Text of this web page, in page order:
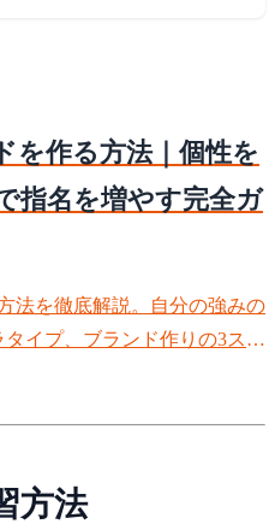
を作る方法｜個性を
指名を増やす完全ガ
法を徹底解説。自分の強みの
イプ、ブランド作りの3ステ
方法